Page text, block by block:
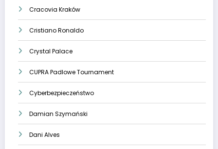
Cracovia Kraków
Cristiano Ronaldo
Crystal Palace
CUPRA Padlowe Tournament
Cyberbezpieczeństwo
Damian Szymański
Dani Alves